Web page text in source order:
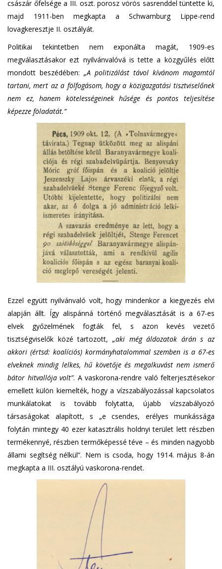
császár őfelsége a III. oszt. porosz vörös sasrenddel tüntette ki,
majd 1911-ben megkapta a Schwamburg Lippe-rend
lovagkeresztje II. osztályát.
Politikai tekintetben nem exponálta magát, 1909-es
megválasztásakor ezt nyilvánvalóvá is tette a közgyűlés előtt
mondott beszédében: „A politizálást távol kívánom magamtól
tartani, mert az a fölfogásom, hogy a közigazgatási tisztviselőnek
nem ez, hanem kötelességeinek hűsége és pontos teljesítése
képezze föladatát.”
Ezzel együtt nyilvánvaló volt, hogy mindenkor a kiegyezés elvi
alapján állt. Így alispánná történő megválasztását is a 67-es
elvek győzelmének fogták fel, s azon kevés vezető
tisztségviselők közé tartozott, „aki még áldozatok árán s az
akkori (értsd: koalíciós) kormányhatalommal szemben is a 67-es
elveknek mindig lelkes, hű követője és megalkuvást nem ismerő
bátor hitvallója volt”. A vaskorona-rendre való felterjesztésekor
emellett külön kiemelték, hogy a vízszabályozással kapcsolatos
munkálatokat is tovább folytatta, újabb vízszabályozó
társaságokat alapított, s „e csendes, erélyes munkássága
folytán mintegy 40 ezer katasztrális holdnyi terület lett részben
termékennyé, részben termőképessé téve – és minden nagyobb
állami segítség nélkül”. Nem is csoda, hogy 1914. május 8-án
megkapta a III. osztályú vaskorona-rendet.